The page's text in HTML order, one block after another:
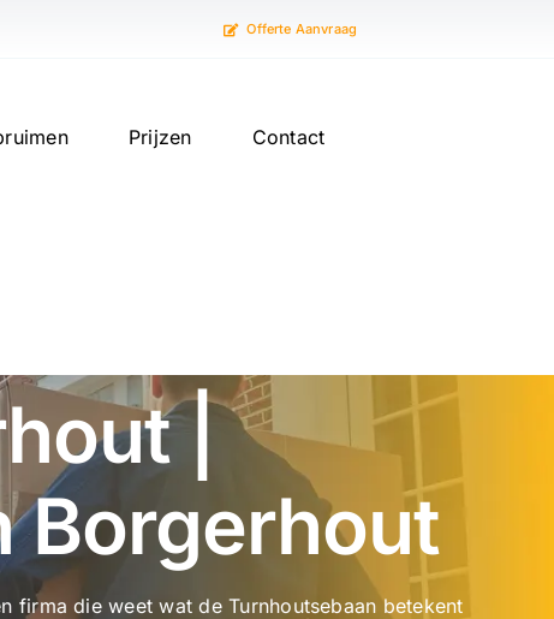
Offerte Aanvraag
Prijzen Contact
|
Borgerhout
firma die weet wat de Turnhoutsebaan betekent